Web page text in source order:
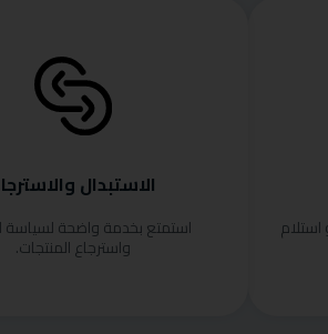
الاستبدال
استمتع بخدمة واضحة لسياسة
واسترجاع المنتجات.